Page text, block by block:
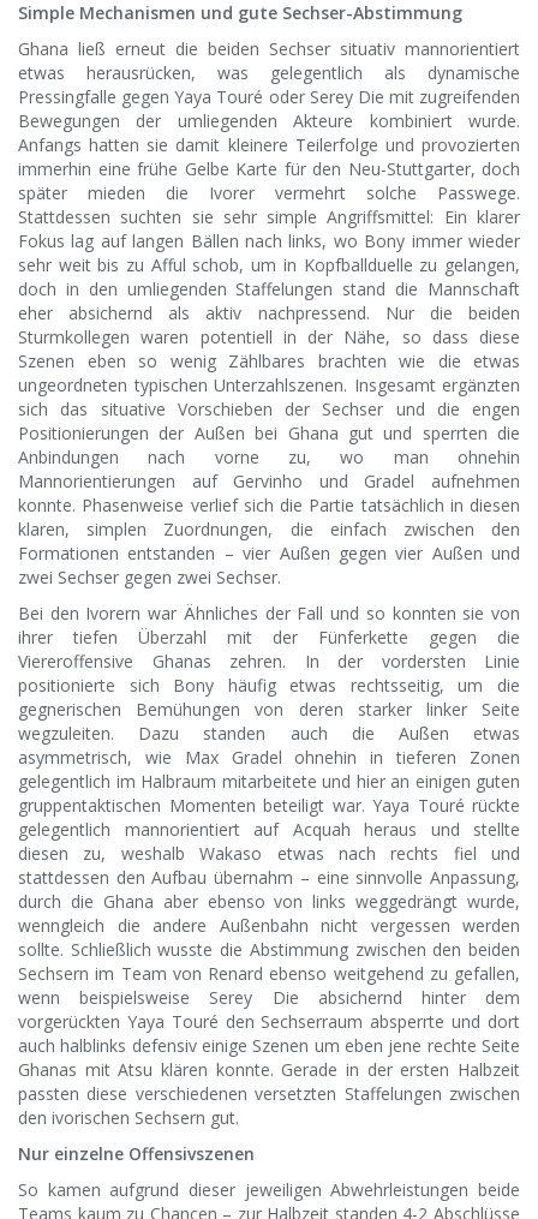
Simple Mechanismen und gute Sechser-Abstimmung
Ghana ließ erneut die beiden Sechser situativ mannorientiert
etwas herausrücken, was gelegentlich als dynamische
Pressingfalle gegen Yaya Touré oder Serey Die mit zugreifenden
Bewegungen der umliegenden Akteure kombiniert wurde.
Anfangs hatten sie damit kleinere Teilerfolge und provozierten
immerhin eine frühe Gelbe Karte für den Neu-Stuttgarter, doch
später mieden die Ivorer vermehrt solche Passwege.
Stattdessen suchten sie sehr simple Angriffsmittel: Ein klarer
Fokus lag auf langen Bällen nach links, wo Bony immer wieder
sehr weit bis zu Afful schob, um in Kopfballduelle zu gelangen,
doch in den umliegenden Staffelungen stand die Mannschaft
eher absichernd als aktiv nachpressend. Nur die beiden
Sturmkollegen waren potentiell in der Nähe, so dass diese
Szenen eben so wenig Zählbares brachten wie die etwas
ungeordneten typischen Unterzahlszenen. Insgesamt ergänzten
sich das situative Vorschieben der Sechser und die engen
Positionierungen der Außen bei Ghana gut und sperrten die
Anbindungen nach vorne zu, wo man ohnehin
Mannorientierungen auf Gervinho und Gradel aufnehmen
konnte. Phasenweise verlief sich die Partie tatsächlich in diesen
klaren, simplen Zuordnungen, die einfach zwischen den
Formationen entstanden – vier Außen gegen vier Außen und
zwei Sechser gegen zwei Sechser.
Bei den Ivorern war Ähnliches der Fall und so konnten sie von
ihrer tiefen Überzahl mit der Fünferkette gegen die
Viereroffensive Ghanas zehren. In der vordersten Linie
positionierte sich Bony häufig etwas rechtsseitig, um die
gegnerischen Bemühungen von deren starker linker Seite
wegzuleiten. Dazu standen auch die Außen etwas
asymmetrisch, wie Max Gradel ohnehin in tieferen Zonen
gelegentlich im Halbraum mitarbeitete und hier an einigen guten
gruppentaktischen Momenten beteiligt war. Yaya Touré rückte
gelegentlich mannorientiert auf Acquah heraus und stellte
diesen zu, weshalb Wakaso etwas nach rechts fiel und
stattdessen den Aufbau übernahm – eine sinnvolle Anpassung,
durch die Ghana aber ebenso von links weggedrängt wurde,
wenngleich die andere Außenbahn nicht vergessen werden
sollte. Schließlich wusste die Abstimmung zwischen den beiden
Sechsern im Team von Renard ebenso weitgehend zu gefallen,
wenn beispielsweise Serey Die absichernd hinter dem
vorgerückten Yaya Touré den Sechserraum absperrte und dort
auch halblinks defensiv einige Szenen um eben jene rechte Seite
Ghanas mit Atsu klären konnte. Gerade in der ersten Halbzeit
passten diese verschiedenen versetzten Staffelungen zwischen
den ivorischen Sechsern gut.
Nur einzelne Offensivszenen
So kamen aufgrund dieser jeweiligen Abwehrleistungen beide
Teams kaum zu Chancen – zur Halbzeit standen 4-2 Abschlüsse